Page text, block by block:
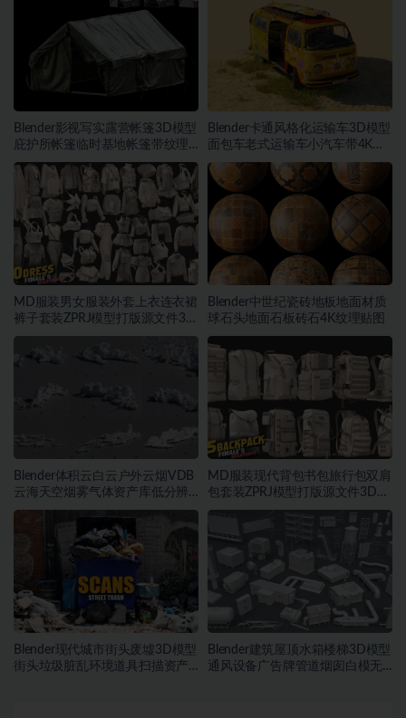
Blender影视写实露营帐篷3D模型
庇护所帐篷临时基地帐篷带纹理
贴图
Blender卡通风格化运输车3D模型
面包车老式运输车小汽车带4K纹
理
MD服装男女服装外套上衣连衣裙
裤子套装ZPRJ模型打版源文件3D
服装
Blender中世纪瓷砖地板地面材质
球石头地面石板砖石4K纹理贴图
Blender体积云白云户外云烟VDB
云海天空烟雾气体资产库低分辨
率云素材
MD服装现代背包书包旅行包双肩
包套装ZPRJ模型打版源文件3D服
装
Blender现代城市街头废墟3D模型
街头垃圾脏乱环境道具扫描资产
Blender建筑屋顶水箱楼梯3D模型
通风设备广告牌管道烟囱白模无